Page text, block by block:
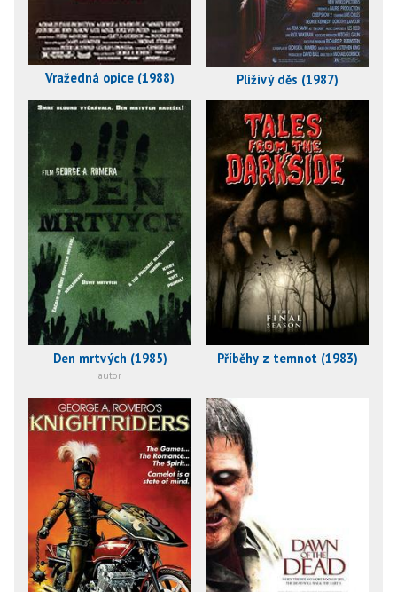
Vražedná opice (1988) Plíživý děs (1987)
Den mrtvých (1985)
autor
Příběhy z temnot (1983)